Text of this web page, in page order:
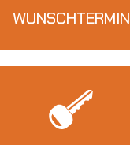
WUNSCHTERMIN